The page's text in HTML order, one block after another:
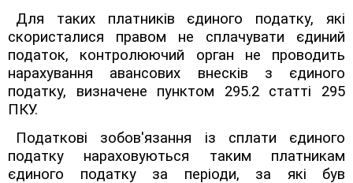
Для таких платників єдиного податку, які
скористалися правом не сплачувати єдиний
податок, контролюючий орган не проводить
нарахування авансових внесків з єдиного
податку, визначене пунктом 295.2 статті 295
ПКУ.
Податкові зобов'язання із сплати єдиного
податку нараховуються таким платникам
єдиного податку за періоди, за які був